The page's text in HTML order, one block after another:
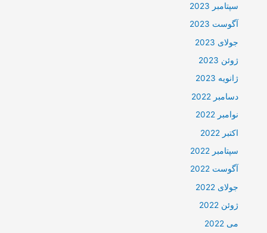
سپتامبر 2023
آگوست 2023
جولای 2023
ژوئن 2023
ژانویه 2023
دسامبر 2022
نوامبر 2022
اکتبر 2022
سپتامبر 2022
آگوست 2022
جولای 2022
ژوئن 2022
می 2022